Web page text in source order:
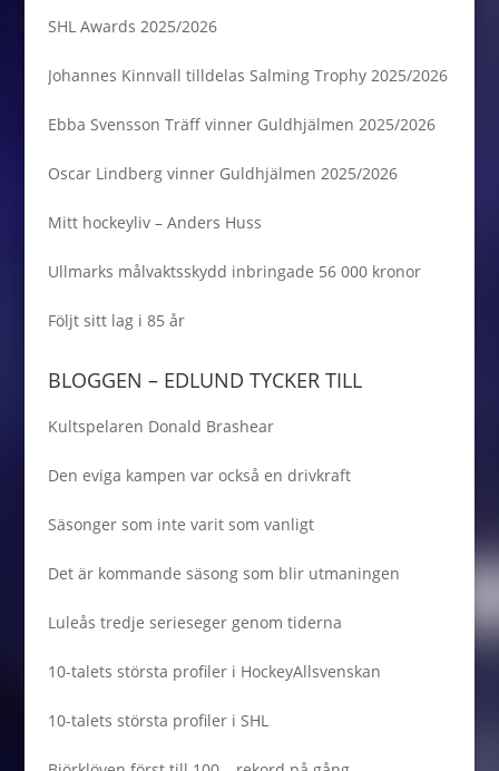
SHL Awards 2025/2026
Johannes Kinnvall tilldelas Salming Trophy 2025/2026
Ebba Svensson Träff vinner Guldhjälmen 2025/2026
Oscar Lindberg vinner Guldhjälmen 2025/2026
Mitt hockeyliv – Anders Huss
Ullmarks målvaktsskydd inbringade 56 000 kronor
Följt sitt lag i 85 år
BLOGGEN – EDLUND TYCKER TILL
Kultspelaren Donald Brashear
Den eviga kampen var också en drivkraft
Säsonger som inte varit som vanligt
Det är kommande säsong som blir utmaningen
Luleås tredje serieseger genom tiderna
10-talets största profiler i HockeyAllsvenskan
10-talets största profiler i SHL